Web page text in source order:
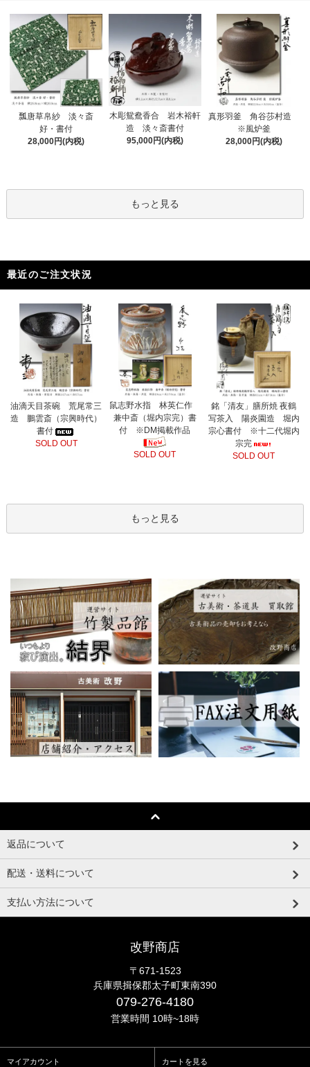
瓢唐草帛紗 淡々斎
好・書付
28,000円(内税)
木彫鴛鴦香合 岩木裕軒
造 淡々斎書付
95,000円(内税)
真形羽釜 角谷莎村造
※風炉釜
28,000円(内税)
もっと見る
最近のご注文状況
油滴天目茶碗 荒尾常三
造 鵬雲斎（宗興時代）
書付
SOLD OUT
鼠志野水指 林英仁作
兼中斎（堀内宗完）書
付 ※DM掲載作品
SOLD OUT
銘「清友」膳所焼 夜鶴
写茶入 陽炎園造 堀内
宗心書付 ※十二代堀内
宗完
SOLD OUT
もっと見る
返品について
配送・送料について
支払い方法について
改野商店
〒671-1523
兵庫県揖保郡太子町東南390
079-276-4180
営業時間 10時~18時
マイアカウント カートを見る